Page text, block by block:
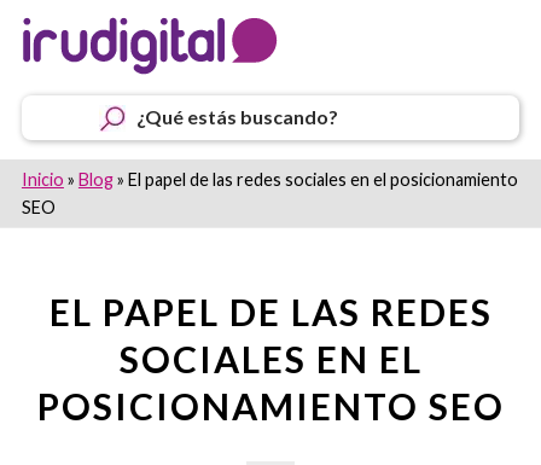
¿Qué estás buscando?
Inicio » Blog» El papel de las redes sociales en el posicionamiento
SEO
EL PAPEL DE LAS REDES
SOCIALES EN EL
POSICIONAMIENTO SEO